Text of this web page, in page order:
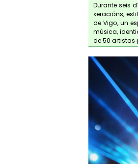
Durante seis
xeracións,
de Vigo, un
música,
de 50 artistas